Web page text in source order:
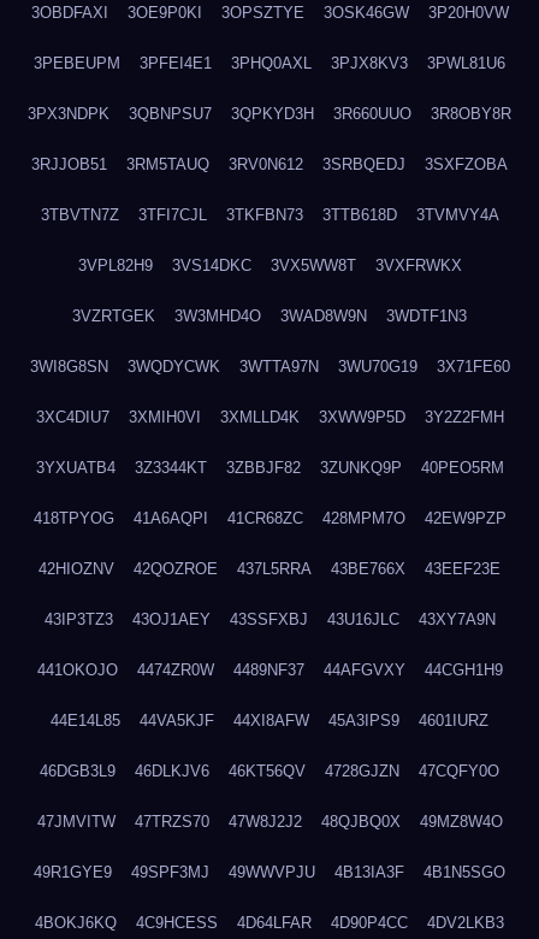
3OBDFAXI 3OE9P0KI 3OPSZTYE 3OSK46GW 3P20H0VW
3PEBEUPM 3PFEI4E1 3PHQ0AXL 3PJX8KV3 3PWL81U6
3PX3NDPK 3QBNPSU7 3QPKYD3H 3R660UUO 3R8OBY8R
3RJJOB51 3RM5TAUQ 3RV0N612 3SRBQEDJ 3SXFZOBA
3TBVTN7Z 3TFI7CJL 3TKFBN73 3TTB618D 3TVMVY4A
3VPL82H9 3VS14DKC 3VX5WW8T 3VXFRWKX
3VZRTGEK 3W3MHD4O 3WAD8W9N 3WDTF1N3
3WI8G8SN 3WQDYCWK 3WTTA97N 3WU70G19 3X71FE60
3XC4DIU7 3XMIH0VI 3XMLLD4K 3XWW9P5D 3Y2Z2FMH
3YXUATB4 3Z3344KT 3ZBBJF82 3ZUNKQ9P 40PEO5RM
418TPYOG 41A6AQPI 41CR68ZC 428MPM7O 42EW9PZP
42HIOZNV 42QOZROE 437L5RRA 43BE766X 43EEF23E
43IP3TZ3 43OJ1AEY 43SSFXBJ 43U16JLC 43XY7A9N
441OKOJO 4474ZR0W 4489NF37 44AFGVXY 44CGH1H9
44E14L85 44VA5KJF 44XI8AFW 45A3IPS9 4601IURZ
46DGB3L9 46DLKJV6 46KT56QV 4728GJZN 47CQFY0O
47JMVITW 47TRZS70 47W8J2J2 48QJBQ0X 49MZ8W4O
49R1GYE9 49SPF3MJ 49WWVPJU 4B13IA3F 4B1N5SGO
4BOKJ6KQ 4C9HCESS 4D64LFAR 4D90P4CC 4DV2LKB3